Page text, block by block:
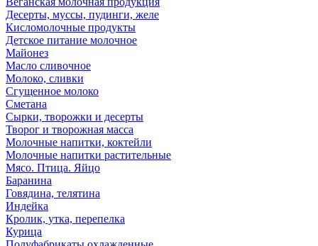
Десерты, муссы, пудинги, желе
Кисломолочные продукты
Детское питание молочное
Майонез
Масло сливочное
Молоко, сливки
Сгущенное молоко
Сметана
Сырки, творожки и десерты
Творог и творожная масса
Молочные напитки, коктейли
Молочные напитки растительные
Мясо. Птица. Яйцо
Баранина
Говядина, телятина
Индейка
Кролик, утка, перепелка
Курица